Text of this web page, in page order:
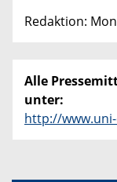
Redaktion:
Alle
unter:
http://